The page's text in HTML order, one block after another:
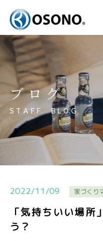
ブログ
STAFF BLOG
2022/11/09 家づくり
「気持ちいい場所
う？